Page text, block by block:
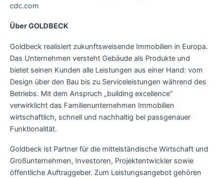
cdc.com
Über GOLDBECK
Goldbeck realisiert zukunftsweisende Immobilien in Europa.
Das Unternehmen versteht Gebäude als Produkte und
bietet seinen Kunden alle Leistungen aus einer Hand: vom
Design über den Bau bis zu Serviceleistungen während des
Betriebs. Mit dem Anspruch „building excellence“
verwirklicht das Familienunternehmen Immobilien
wirtschaftlich, schnell und nachhaltig bei passgenauer
Funktionalität.
Goldbeck ist Partner für die mittelständische Wirtschaft und
Großunternehmen, Investoren, Projektentwickler sowie
öffentliche Auftraggeber. Zum Leistungsangebot gehören